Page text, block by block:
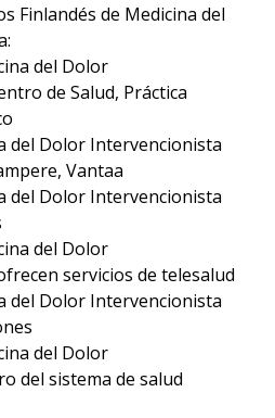
Finlandés de Medicina del
del Dolor
de Salud, Práctica
del Dolor Intervencionista
Vantaa
del Dolor Intervencionista
del Dolor
servicios de telesalud
del Dolor Intervencionista
del Dolor
del sistema de salud